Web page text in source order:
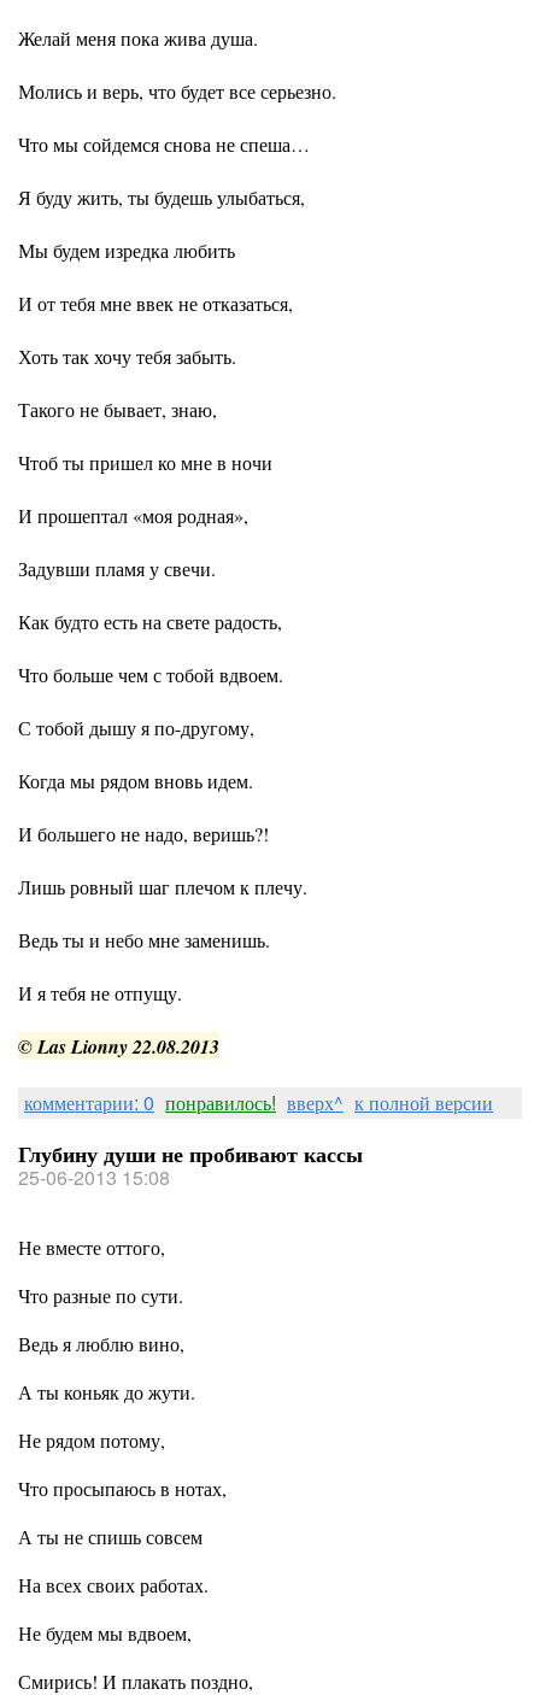
Желай меня пока жива душа.
Молись и верь, что будет все серьезно.
Что мы сойдемся снова не спеша…
Я буду жить, ты будешь улыбаться,
Мы будем изредка любить
И от тебя мне ввек не отказаться,
Хоть так хочу тебя забыть.
Такого не бывает, знаю,
Чтоб ты пришел ко мне в ночи
И прошептал «моя родная»,
Задувши пламя у свечи.
Как будто есть на свете радость,
Что больше чем с тобой вдвоем.
С тобой дышу я по-другому,
Когда мы рядом вновь идем.
И большего не надо, веришь?!
Лишь ровный шаг плечом к плечу.
Ведь ты и небо мне заменишь.
И я тебя не отпущу.
© Las Lionny 22.08.2013
комментарии: 0 понравилось! вверх^ к полной версии
Глубину души не пробивают кассы
25-06-2013 15:08
Не вместе оттого,
Что разные по сути.
Ведь я люблю вино,
А ты коньяк до жути.
Не рядом потому,
Что просыпаюсь в нотах,
А ты не спишь совсем
На всех своих работах.
Не будем мы вдвоем,
Смирись! И плакать поздно,